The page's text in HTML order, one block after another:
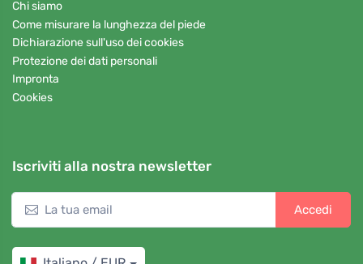
Chi siamo
Come misurare la lunghezza del piede
Dichiarazione sull'uso dei cookies
Protezione dei dati personali
Impronta
Cookies
Iscriviti alla nostra newsletter
Accedi